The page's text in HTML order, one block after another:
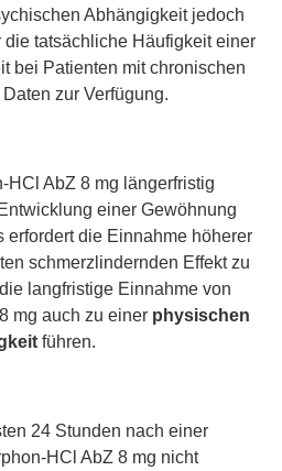
Abhängigkeit jedoch
tatsächliche Häufigkeit einer
bei Patienten mit chronischen
zur Verfügung.
HCl AbZ 8 mg längerfristig
einer Gewöhnung
erfordert die Einnahme höherer
schmerzlindernden Effekt zu
langfristige Einnahme von
mg auch zu einer physischen
führen.
24 Stunden nach einer
HCl AbZ 8 mg nicht